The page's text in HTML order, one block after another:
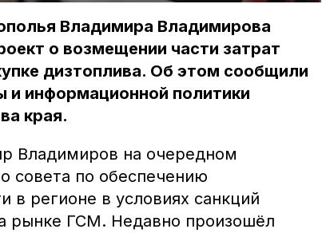
Владимира Владимирова
о возмещении части затрат
дизтоплива. Об этом сообщили
и информационной политики
края.
Владимиров на очередном
совета по обеспечению
в регионе в условиях санкций
рынке ГСМ. Недавно произошёл